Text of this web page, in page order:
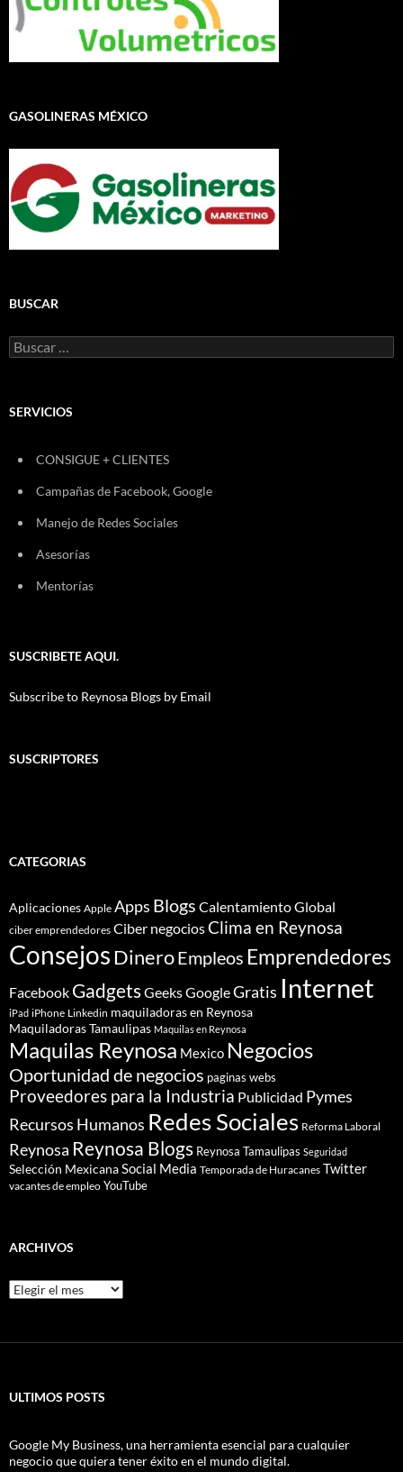
GASOLINERAS MÉXICO
BUSCAR
Buscar:
SERVICIOS
CONSIGUE + CLIENTES
Campañas de Facebook, Google
Manejo de Redes Sociales
Asesorías
Mentorías
SUSCRIBETE AQUI.
Subscribe to Reynosa Blogs by Email
SUSCRIPTORES
CATEGORIAS
Aplicaciones Apple Apps Blogs Calentamiento Global
ciber emprendedores Ciber negociosClima en Reynosa
ConsejosDineroEmpleos Emprendedores
Facebook GadgetsGeeksGoogleGratis Internet
iPad iPhone Linkedin maquiladoras en Reynosa
Maquiladoras Tamaulipas Maquilas en Reynosa
Maquilas Reynosa Mexico Negocios
Oportunidad de negocios paginas webs
Proveedores para la Industria Publicidad Pymes
Recursos Humanos Redes Sociales Reforma Laboral
Reynosa Reynosa Blogs Reynosa Tamaulipas Seguridad
Selección MexicanaSocial Media Temporada de Huracanes Twitter
vacantes de empleo YouTube
ARCHIVOS
Archivos
ULTIMOS POSTS
Google My Business, una herramienta esencial para cualquier
negocio que quiera tener éxito en el mundo digital.